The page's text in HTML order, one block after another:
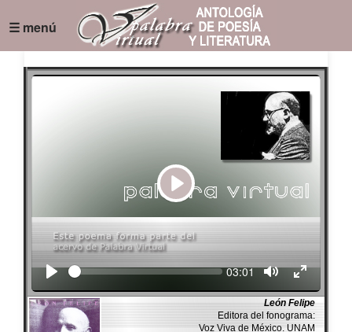
☰ menú
Play
Seek Current
03:01
León Felipe
Editora del fonograma:
Voz Viva de México. UNAM